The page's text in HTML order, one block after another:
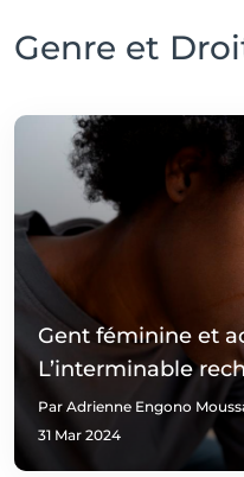
Genre et
Gent féminine et
L’interminable
Par Adrienne Engono
31 Mar 2024